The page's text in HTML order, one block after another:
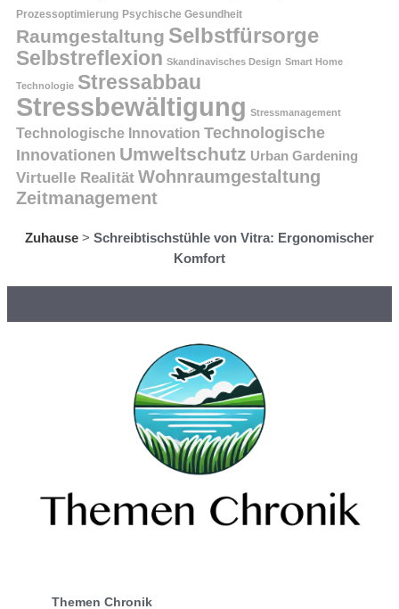
Prozessoptimierung Psychische Gesundheit
Raumgestaltung Selbstfürsorge
Selbstreflexion Skandinavisches Design Smart Home
Technologie Stressabbau
Stressbewältigung Stressmanagement
Technologische Innovation Technologische
Innovationen Umweltschutz Urban Gardening
Virtuelle Realität Wohnraumgestaltung
Zeitmanagement
Zuhause > Schreibtischstühle von Vitra: Ergonomischer
Komfort
Themen Chronik